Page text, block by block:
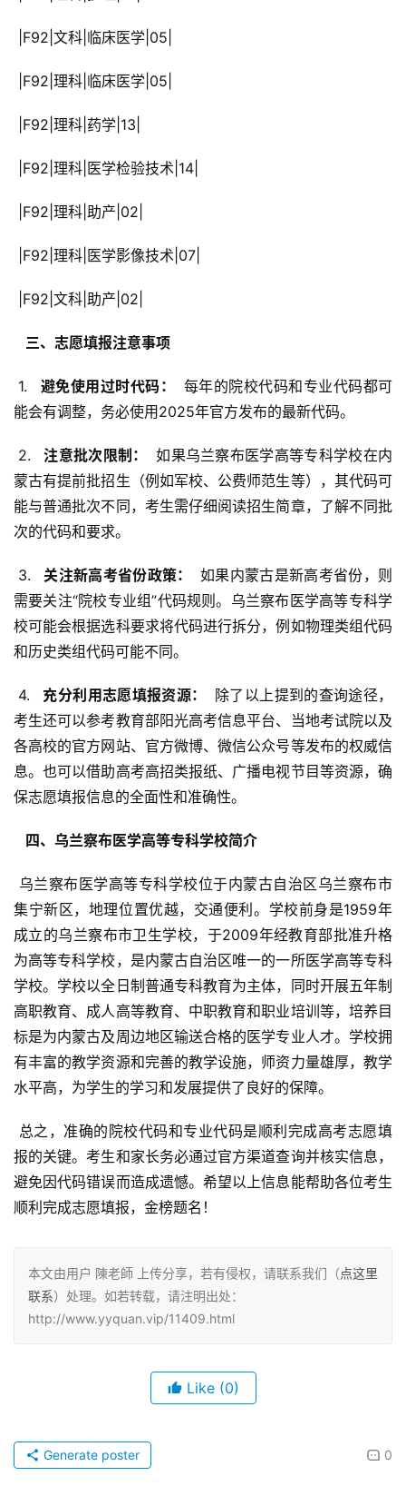
|F92|文科|临床医学|05|
|F92|理科|临床医学|05|
|F92|理科|药学|13|
|F92|理科|医学检验技术|14|
|F92|理科|助产|02|
|F92|理科|医学影像技术|07|
|F92|文科|助产|02|
  三、志愿填报注意事项
1.
  避免使用过时代码：
每年的院校代码和专业代码都可
能会有调整，务必使用2025年官方发布的最新代码。
2.
  注意批次限制：
如果乌兰察布医学高等专科学校在内
蒙古有提前批招生（例如军校、公费师范生等），其代码可
能与普通批次不同，考生需仔细阅读招生简章，了解不同批
次的代码和要求。
3.
  关注新高考省份政策：
如果内蒙古是新高考省份，则
需要关注“院校专业组”代码规则。乌兰察布医学高等专科学
校可能会根据选科要求将代码进行拆分，例如物理类组代码
和历史类组代码可能不同。
4.
  充分利用志愿填报资源：
除了以上提到的查询途径，
考生还可以参考教育部阳光高考信息平台、当地考试院以及
各高校的官方网站、官方微博、微信公众号等发布的权威信
息。也可以借助高考高招类报纸、广播电视节目等资源，确
保志愿填报信息的全面性和准确性。
  四、乌兰察布医学高等专科学校简介
集宁新区，地理位置优越，交通便利。学校前身是1959年
成立的乌兰察布市卫生学校，于2009年经教育部批准升格
为高等专科学校，是内蒙古自治区唯一的一所医学高等专科
学校。学校以全日制普通专科教育为主体，同时开展五年制
高职教育、成人高等教育、中职教育和职业培训等，培养目
标是为内蒙古及周边地区输送合格的医学专业人才。学校拥
有丰富的教学资源和完善的教学设施，师资力量雄厚，教学
水平高，为学生的学习和发展提供了良好的保障。
报的关键。考生和家长务必通过官方渠道查询并核实信息，
避免因代码错误而造成遗憾。希望以上信息能帮助各位考生
顺利完成志愿填报，金榜题名！
本文由用户 陳老師 上传分享，若有侵权，请联系我们（点这里
联系）处理。如若转载，请注明出处：
http://www.yyquan.vip/11409.html
Like (0)
0
Generate poster